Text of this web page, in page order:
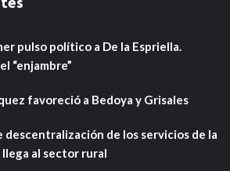
pulso político a De la Espriella.
“enjambre”
favoreció a Bedoya y Grisales
descentralización de los servicios de la
al sector rural